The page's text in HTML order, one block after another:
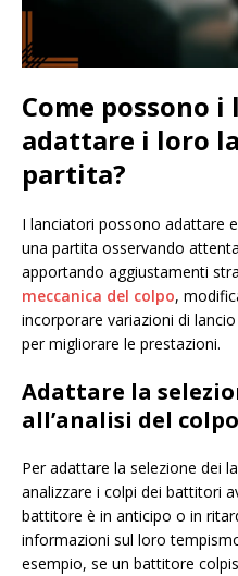
Come possono
adattare i loro
partita?
I lanciatori possono adattare
una partita osservando
apportando aggiustamenti
meccanica del colpo,
incorporare variazioni di
per migliorare le prestazioni.
Adattare la
all’analisi del colpo
Per adattare la selezione dei
analizzare i colpi dei battitori
battitore è in anticipo o in
informazioni sul loro
esempio, se un battitore